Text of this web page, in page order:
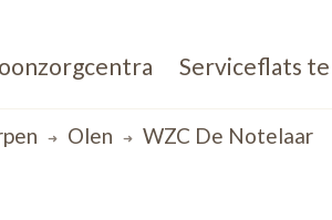
Serviceflats
Olen WZC De Notelaar